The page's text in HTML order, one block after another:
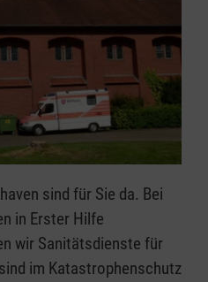
sind für Sie da. Bei
in Erster Hilfe
wir Sanitätsdienste für
im Katastrophenschutz